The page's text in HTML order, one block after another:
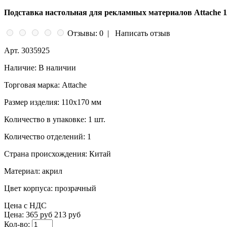
Подставка настольная для рекламных материалов Attache
Отзывы: 0 |
Написать отзыв
Арт. 3035925
Наличие: В наличии
Торговая марка: Attache
Размер изделия: 110x170 мм
Количество в упаковке: 1 шт.
Количество отделений: 1
Страна происхождения: Китай
Материал: акрил
Цвет корпуса: прозрачный
Цена с НДС
Цена: 365 руб 213 руб
Кол-во: